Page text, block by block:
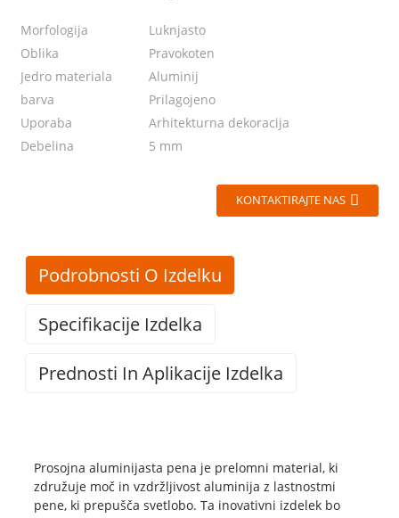
Morfologija
Luknjasto
Oblika
Pravokoten
Jedro materiala
Aluminij
barva
Prilagojeno
Uporaba
Arhitekturna dekoracija
Debelina
5 mm
KONTAKTIRAJTE NAS
Podrobnosti O Izdelku
Specifikacije Izdelka
Prednosti In Aplikacije Izdelka
Prosojna aluminijasta pena je prelomni material, ki
združuje moč in vzdržljivost aluminija z lastnostmi
pene, ki prepušča svetlobo. Ta inovativni izdelek bo
Kemična sestava
Več kot 97 %
aluminija
protipožarno zaščito in lastnosti zaviranja gorenja,
zaradi česar je varna in zanesljiva izbira za dekoracijo
zgradb. Zaradi njegove vzdržljivosti in odpornosti na